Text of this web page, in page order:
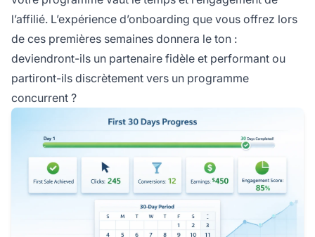
l’affilié. L’expérience d’onboarding que vous offrez lors
de ces premières semaines donnera le ton :
deviendront-ils un partenaire fidèle et performant ou
partiront-ils discrètement vers un programme
concurrent ?